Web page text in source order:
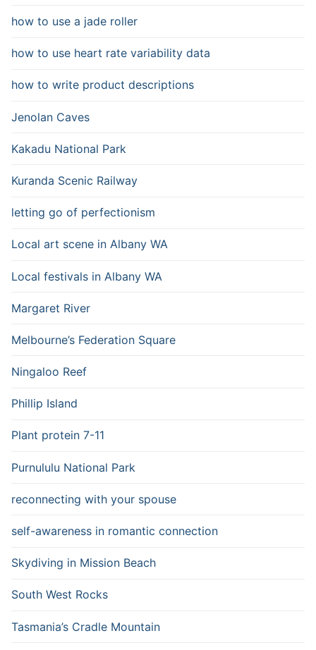
how to use a jade roller
how to use heart rate variability data
how to write product descriptions
Jenolan Caves
Kakadu National Park
Kuranda Scenic Railway
letting go of perfectionism
Local art scene in Albany WA
Local festivals in Albany WA
Margaret River
Melbourne’s Federation Square
Ningaloo Reef
Phillip Island
Plant protein 7-11
Purnululu National Park
reconnecting with your spouse
self-awareness in romantic connection
Skydiving in Mission Beach
South West Rocks
Tasmania’s Cradle Mountain